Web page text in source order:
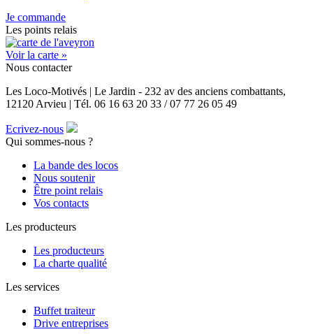
Je commande
Les points relais
Voir la carte »
Nous contacter
Les Loco-Motivés | Le Jardin - 232 av des anciens combattants,
12120 Arvieu | Tél. 06 16 63 20 33 / 07 77 26 05 49
Ecrivez-nous
Qui sommes-nous ?
La bande des locos
Nous soutenir
Être point relais
Vos contacts
Les producteurs
Les producteurs
La charte qualité
Les services
Buffet traiteur
Drive entreprises